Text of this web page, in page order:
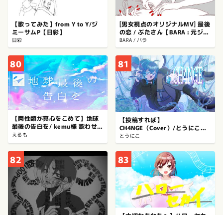
【歌ってみた】from Y to Y/ジ
ミーサムP【日彩】
日彩
[男女視点のオリジナルMV] 最後
の恋 / ぶたさん【BARA : 元ジャ
ズシンガー40代母が歌ってみ
た】
BARA / バラ
80
【両性類が真心をこめて】地球
最後の告白を/ kemu様 歌わせて
頂きました
えるも
81
【投稿すれば】
CH4NGE（Cover）/とうにこ
【勝ち】
とうにこ
82 83